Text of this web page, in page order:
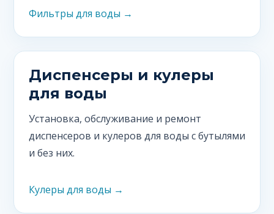
Фильтры для воды →
Диспенсеры и кулеры
для воды
Установка, обслуживание и ремонт
диспенсеров и кулеров для воды с бутылями
и без них.
Кулеры для воды →